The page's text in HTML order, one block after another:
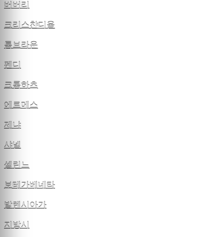
버버리
크리스챤디올
톰브라운
펜디
크롬하츠
에르메스
제냐
샤넬
셀린느
보테가베네타
발렌시아가
지방시